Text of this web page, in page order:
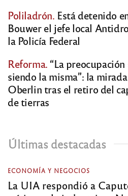
Poliladrón. Está detenido
Bouwer el jefe local
la Policía Federal
Reforma. “La preocupación
siendo la misma”: la
Oberlin tras el retiro del
de tierras
Últimas destacadas
ECONOMÍA Y NEGOCIOS
La UIA respondió a